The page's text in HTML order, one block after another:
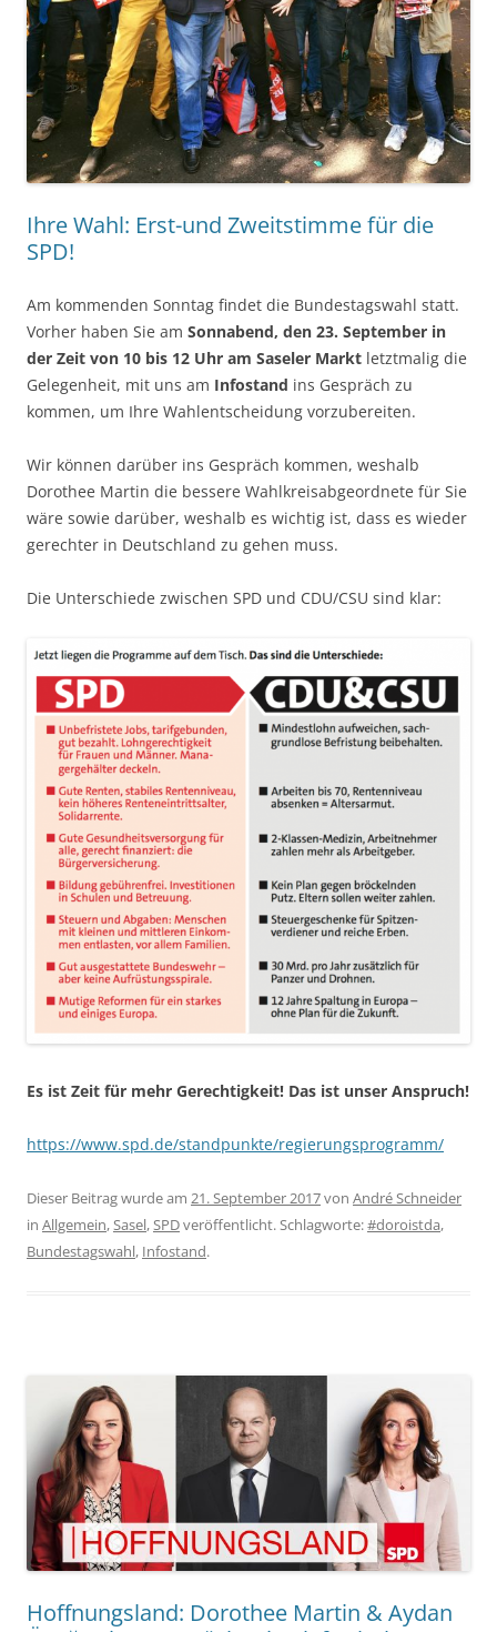
Ihre Wahl: Erst-und Zweitstimme für die
SPD!
Am kommenden Sonntag findet die Bundestagswahl statt.
Vorher haben Sie am Sonnabend, den 23. September in
der Zeit von 10 bis 12 Uhr am Saseler Markt letztmalig die
Gelegenheit, mit uns am Infostand ins Gespräch zu
kommen, um Ihre Wahlentscheidung vorzubereiten.
Wir können darüber ins Gespräch kommen, weshalb
Dorothee Martin die bessere Wahlkreisabgeordnete für Sie
wäre sowie darüber, weshalb es wichtig ist, dass es wieder
gerechter in Deutschland zu gehen muss.
Die Unterschiede zwischen SPD und CDU/CSU sind klar:
Es ist Zeit für mehr Gerechtigkeit! Das ist unser Anspruch!
https://www.spd.de/standpunkte/regierungsprogramm/
Dieser Beitrag wurde am 21. September 2017von André Schneider
in Allgemein,Sasel,SPDveröffentlicht. Schlagworte:#doroistda,
Bundestagswahl, Infostand.
Hoffnungsland: Dorothee Martin & Aydan